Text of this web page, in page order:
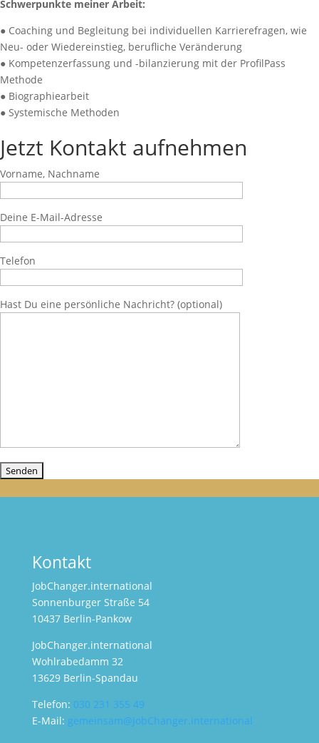
Schwerpunkte meiner Arbeit:
● Coaching und Begleitung bei individuellen Karrierefragen, wie
Neu- oder Wiedereinstieg, berufliche Veränderung
● Kompetenzerfassung und -bilanzierung mit der ProfilPass
Methode
● Biographiearbeit
● Systemische Methoden
Jetzt Kontakt aufnehmen
Vorname, Nachname
Deine E-Mail-Adresse
Telefon
Hast Du eine persönliche Nachricht? (optional)
Kontakt
JobChanger.international
Sonnenburger Straße 54
10437 Berlin-Pankow
JobChanger.international
Wohlrabedamm 32
13629 Berlin-Spandau
Telefon: 030 231 355 49
E-Mail: gemeinsam@JobChanger.international